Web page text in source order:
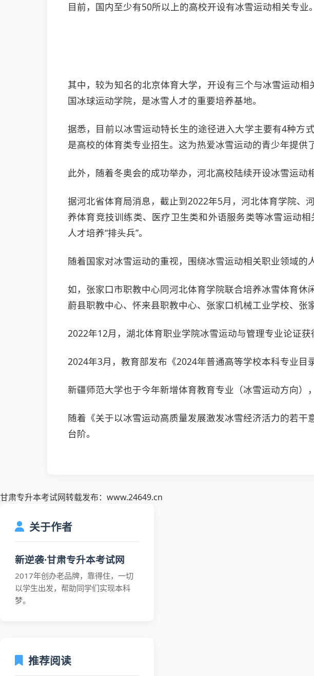
目前，国内至少有50所以上的高校开设有冰雪运动相关专业
其中，较为知名的北京体育大学，开设有三个与冰雪运动
国冰球运动学院，是冰雪人才的重要培养基地。
据悉，目前以冰雪运动特长生的途径进入大学主要有4种方
是高校的体育类专业招生。这为热爱冰雪运动的青少年提供
此外，随着冬奥会的成功举办，河北高校陆续开设冰雪运动
据河北省体育局消息，截止到2022年5月，河北体育学院、
养体育竞技训练类、医疗卫生类和外语服务类等冰雪运动
人才培养“排头兵”。
随着国家对冰雪运动的重视，围绕冰雪运动相关职业领域的
如，张家口市职教中心同河北体育学院联合培养冰雪体育休
蔚县职教中心、怀来县职教中心、张家口机械工业学校、张
2022年12月，湖北体育职业学院冰雪运动与管理专业论证
2024年3月，教育部发布《2024年普通高等学校本科专业目
新疆师范大学也于今年新增体育教育专业（冰雪运动方向）
随着《关于以冰雪运动高质量发展激发冰雪经济活力的若
台阶。
甘肃专升本考试网转载发布：www.24649.cn
关于作者
新逆袭·甘肃专升本考试网
2017年创办老品牌，靠得住，一切
以学生出发，帮助同学们实现本科
梦。
推荐阅读